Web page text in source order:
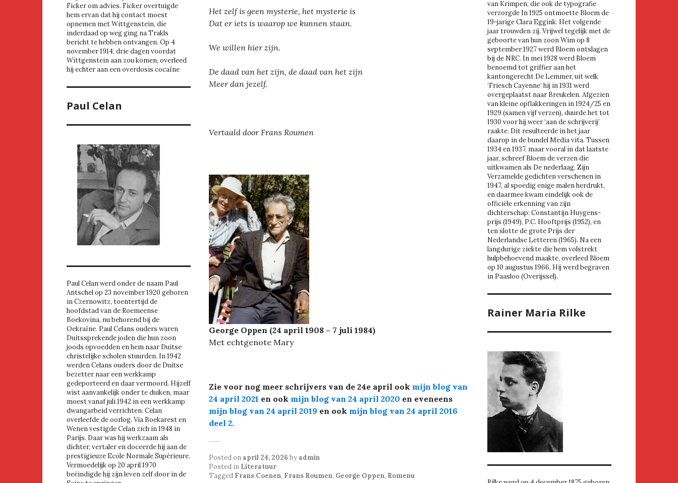
Het zelf is geen mysterie, het mysterie is
Dat er iets is waarop we kunnen staan.
We willen hier zijn.
De daad van het zijn, de daad van het zijn
Meer dan jezelf.
Vertaald door Frans Roumen
George Oppen (24 april 1908 – 7 juli 1984)
Met echtgenote Mary
Zie voor nog meer schrijvers van de 24e april ook mijn blog van
24 april 2021 en ook mijn blog van 24 april 2020 en eveneens
mijn blog van 24 april 2019 en ook mijn blog van 24 april 2016
deel 2.
Posted on april 24, 2026 by admin
Posted in Literatuur
Tagged Frans Coenen, Frans Roumen, George Oppen, Romenu
Ficker om advies. Ficker overtuigde
hem ervan dat hij contact moest
opnemen met Wittgenstein, die
inderdaad op weg ging na Trakls
bericht te hebben ontvangen. Op 4
november 1914, drie dagen voordat
Wittgenstein aan zou komen, overleed
hij echter aan een overdosis cocaïne
Paul Celan
Paul Celan werd onder de naam Paul
Antschel op 23 november 1920 geboren
in Czernowitz, toentertijd de
hoofdstad van de Roemeense
Boekovina, nu behorend bij de
Oekraïne. Paul Celans ouders waren
Duitssprekende joden die hun zoon
joods opvoedden en hem naar Duitse
christelijke scholen stuurden. In 1942
werden Celans ouders door de Duitse
bezetter naar een werkkamp
gedeporteerd en daar vermoord. Hijzelf
wist aanvankelijk onder te duiken, maar
moest vanaf juli 1942 in een werkkamp
dwangarbeid verrichten. Celan
overleefde de oorlog. Via Boekarest en
Wenen vestigde Celan zich in 1948 in
Parijs. Daar was hij werkzaam als
dichter, vertaler en doceerde hij aan de
prestigieuze Ecole Normale Supérieure.
Vermoedelijk op 20 april 1970
beëindigde hij zijn leven zelf door in de
van Krimpen, die ook de typografie
verzorgde In 1925 ontmoette Bloem de
19-jarige Clara Eggink. Het volgende
jaar trouwden zij. Vrijwel tegelijk met de
geboorte van hun zoon Wim op 8
september 1927 werd Bloem ontslagen
bij de NRC. In mei 1928 werd Bloem
benoemd tot griffier aan het
kantongerecht De Lemmer, uit welk
‘Friesch Cayenne’ hij in 1931 werd
overgeplaatst naar Breukelen. Afgezien
van kleine opflakkeringen in 1924/25 en
1929 (samen vijf verzen), duurde het tot
1930 voor hij weer ‘aan de schrijverij’
raakte. Dit resulteerde in het jaar
daarop in de bundel Media vita. Tussen
1934 en 1937, maar vooral in dat laatste
jaar, schreef Bloem de verzen die
uitkwamen als De nederlaag. Zijn
Verzamelde gedichten verschenen in
1947, al spoedig enige malen herdrukt,
en daarmee kwam eindelijk ook de
officiële erkenning van zijn
dichterschap: Constantijn Huygens-
prijs (1949), P.C. Hooftprijs (1952), en
ten slotte de grote Prijs der
Nederlandse Letteren (1965). Na een
langdurige ziekte die hem volstrekt
hulpbehoevend maakte, overleed Bloem
op 10 augustus 1966. Hij werd begraven
in Paasloo (Overijssel).
Rainer Maria Rilke